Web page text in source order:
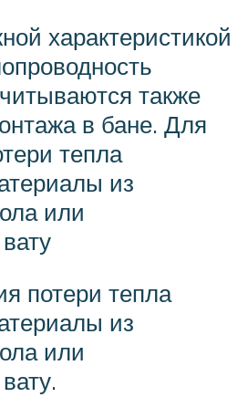
характеристикой
также
в бане. Для
тепла
из
или
потери тепла
из
или